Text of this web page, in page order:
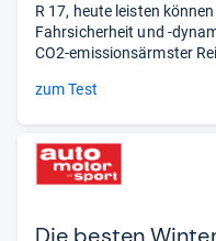
R 17, heute leisten
Fahrsicherheit und -
CO2-emissionsärmster
zum Test